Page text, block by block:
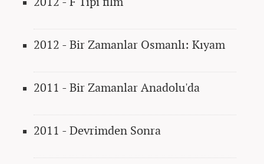
2012 - Bir Zamanlar Osmanlı: Kıyam
2011 - Bir Zamanlar Anadolu'da
2011 - Devrimden Sonra